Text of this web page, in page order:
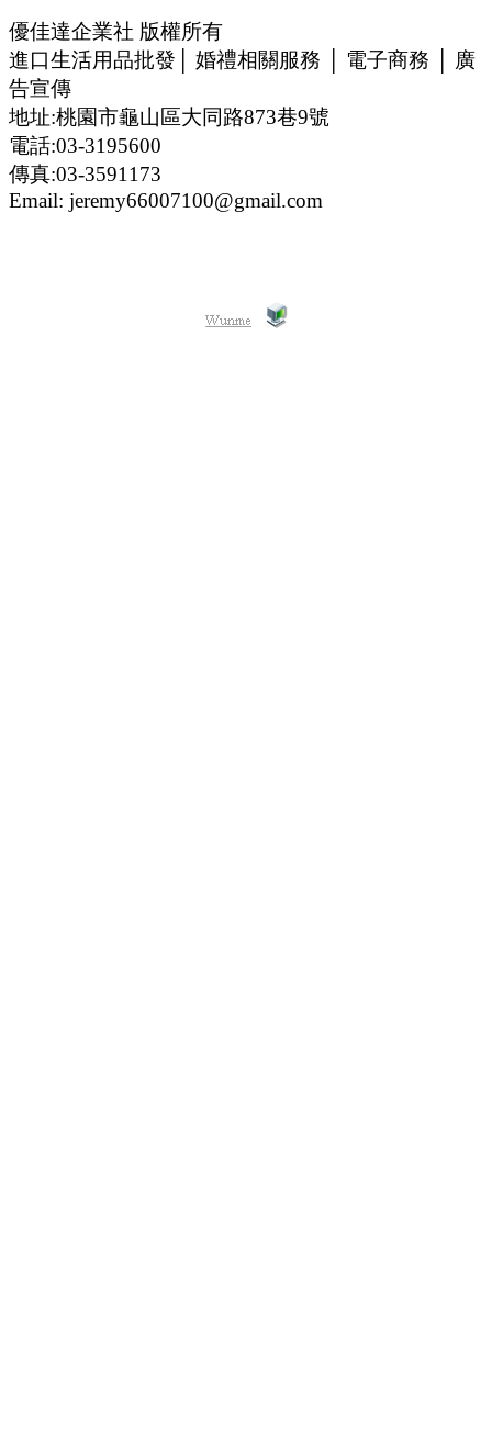
優佳達企業社 版權所有
進口生活用品批發│ 婚禮相關服務 │ 電子商務 │ 廣
告宣傳
地址:桃園市龜山區大同路873巷9號
電話:03-3195600
傳真:03-3591173
Email: jeremy66007100@gmail.com